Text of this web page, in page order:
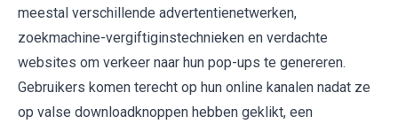
meestal verschillende advertentienetwerken,
zoekmachine-vergiftiginstechnieken en verdachte
websites om verkeer naar hun pop-ups te genereren.
Gebruikers komen terecht op hun online kanalen nadat ze
op valse downloadknoppen hebben geklikt, een